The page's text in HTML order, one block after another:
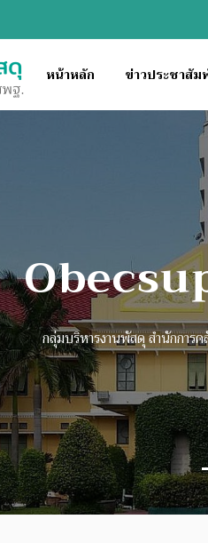
หน้าหลัก ข่าวประชาสัม
กลุ่มบ